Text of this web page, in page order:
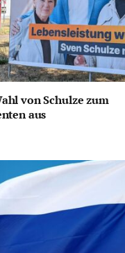
von Schulze zum
aus